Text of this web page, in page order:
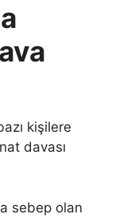
kişilere
davası
sebep olan